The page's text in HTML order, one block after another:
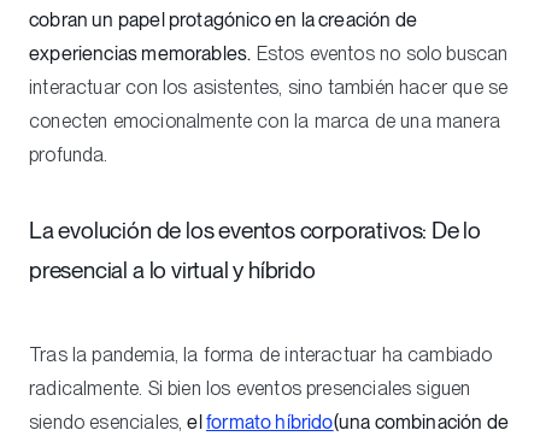
cobran un papel protagónico en la creación de
experiencias memorables. Estos eventos no solo buscan
interactuar con los asistentes, sino también hacer que se
conecten emocionalmente con la marca de una manera
profunda.
La evolución de los eventos corporativos: De lo
presencial a lo virtual y híbrido
Tras la pandemia, la forma de interactuar ha cambiado
radicalmente. Si bien los eventos presenciales siguen
siendo esenciales,el formato híbrido(una combinación de